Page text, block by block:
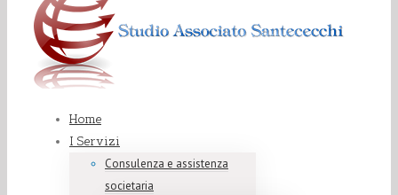
Home
I Servizi
Consulenza e assistenza
societaria